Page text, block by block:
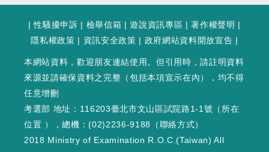
|性騷擾申訴 | 檢舉信箱 |遊說資訊專區 |著作權聲明 |
隱私權政策 | 資訊安全政策 | 政府網站資料開放宣告 |
本網站資料，歡迎朋友連結使用。但引用時，請註明資料
來源並請確保資料之完整（包括本項宣示在內），均不得
任意增刪
考選部 地址：116203臺北市文山區試院路1-1號（ 所在
位置 ），總機：(02)2236-9188（聯絡方式）
2018 Ministry of Examination R.O.C.(Taiwan) All